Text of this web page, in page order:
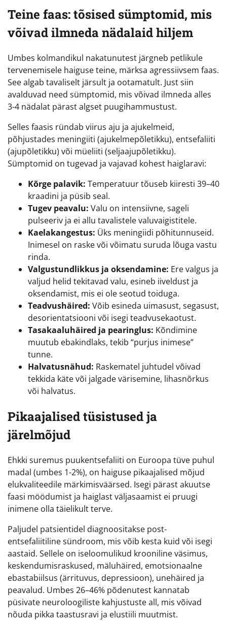
Teine faas: tõsised sümptomid, mis
võivad ilmneda nädalaid hiljem
Umbes kolmandikul nakatunutest järgneb petlikule
tervenemisele haiguse teine, märksa agressiivsem faas.
See algab tavaliselt järsult ja ootamatult. Just siin
avalduvad need sümptomid, mis võivad ilmneda alles
3-4 nädalat pärast algset puugihammustust.
Selles faasis ründab viirus aju ja ajukelmeid,
põhjustades meningiiti (ajukelmepõletikku), entsefaliiti
(ajupõletikku) või müeliiti (seljaajupõletikku).
Sümptomid on tugevad ja vajavad kohest haiglaravi:
Kõrge palavik: Temperatuur tõuseb kiiresti 39–40
kraadini ja püsib seal.
Tugev peavalu: Valu on intensiivne, sageli
pulseeriv ja ei allu tavalistele valuvaigistitele.
Kaelakangestus: Üks meningiidi põhitunnuseid.
Inimesel on raske või võimatu suruda lõuga vastu
rinda.
Valgustundlikkus ja oksendamine: Ere valgus ja
valjud helid tekitavad valu, esineb iiveldust ja
oksendamist, mis ei ole seotud toiduga.
Teadvushäired: Võib esineda uimasust, segasust,
desorientatsiooni või isegi teadvusekaotust.
Tasakaaluhäired ja pearinglus: Kõndimine
muutub ebakindlaks, tekib “purjus inimese”
tunne.
Halvatusnähud: Raskematel juhtudel võivad
tekkida käte või jalgade värisemine, lihasnõrkus
või halvatus.
Pikaajalised tüsistused ja
järelmõjud
Ehkki suremus puukentsefaliiti on Euroopa tüve puhul
madal (umbes 1-2%), on haiguse pikaajalised mõjud
elukvaliteedile märkimisväärsed. Isegi pärast akuutse
faasi möödumist ja haiglast väljasaamist ei pruugi
inimene olla täielikult terve.
Paljudel patsientidel diagnoositakse post-
entsefaliitiline sündroom, mis võib kesta kuid või isegi
aastaid. Sellele on iseloomulikud krooniline väsimus,
keskendumisraskused, mäluhäired, emotsionaalne
ebastabiilsus (ärrituvus, depressioon), unehäired ja
peavalud. Umbes 26–46% põdenutest kannatab
püsivate neuroloogiliste kahjustuste all, mis võivad
nõuda pikka taastusravi ja elustiili muutmist.